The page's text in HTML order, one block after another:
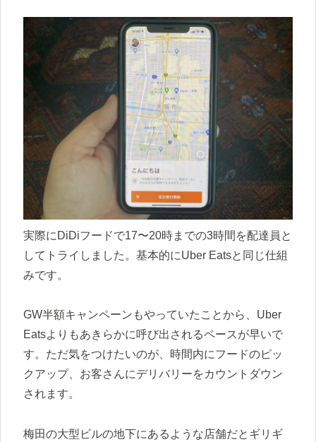
実際にDiDiフードで17〜20時までの3時間を配達員と
してトライしました。基本的にUber Eatsと同じ仕組
みです。
GW半額キャンペーンもやっていたことから、Uber
Eatsよりもあきらかに呼び出されるペースが早いで
す。ただ気をつけたいのが、時間内にフードのピッ
クアップ、お客さんにデリバリーをカウントダウン
されます。
梅田の大型ビルの地下にあるような店舗だとギリギ